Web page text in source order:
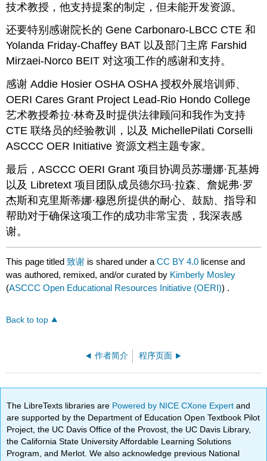
技术教授，他支持提案的制定，但未能开发资源。
还要特别感谢院长的 Gene Carbonaro-LBCC CTE 和
Yolanda Friday-Chaffey BAT 以及部门主席 Farshid
Mirzaei-Norco BEIT 对这项工作的感谢和支持。
感谢 Addie Hosier OSHA OSHA 授权外展培训师、
OERI Cares Grant Project Lead-Rio Hondo College
艺术教授希拉·林奇及时提供法律顾问和我作为支持
CTE 联络员的经验教训，以及 MichellePilati Corselli
ASCCC OER Initiative 资源文档主题专家。
最后，ASCCC OERI Grant 项目协调员苏珊娜·瓦基姆
以及 Libretext 项目团队成员德尔玛·拉森、詹妮弗·罗
杰斯和克里斯蒂娜·穆恩所提供的耐心、鼓励、指导和
帮助对于确保这项工作的成功非常宝贵，我深表感
谢。
This page titled致谢 is shared under aCC BY 4.0 license and
was authored, remixed, and/or curated by Kimberly Mosley
(ASCCC Open Educational Resources Initiative (OERI)) .
Back to top
作者简介 程序页面
The LibreTexts libraries are Powered by NICE CXone Expertand
are supported by the Department of Education Open Textbook Pilot
Project, the UC Davis Office of the Provost, the UC Davis Library,
the California State University Affordable Learning Solutions
Program, and Merlot. We also acknowledge previous National